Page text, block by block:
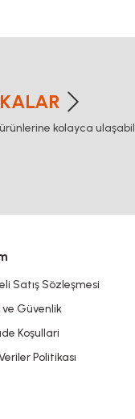
kolayca
Satış Sözleşmesi
Güvenlik
Koşullari
Politikası